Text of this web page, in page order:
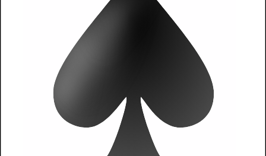
Успех в кариерата · Развитие · Разширяване на дейността
Четворка Спатии
Стабилност в работата · Здрава основа · Практичност
Петица Спатии
Конкуренция · Дребни спорове · Препятствия в работата